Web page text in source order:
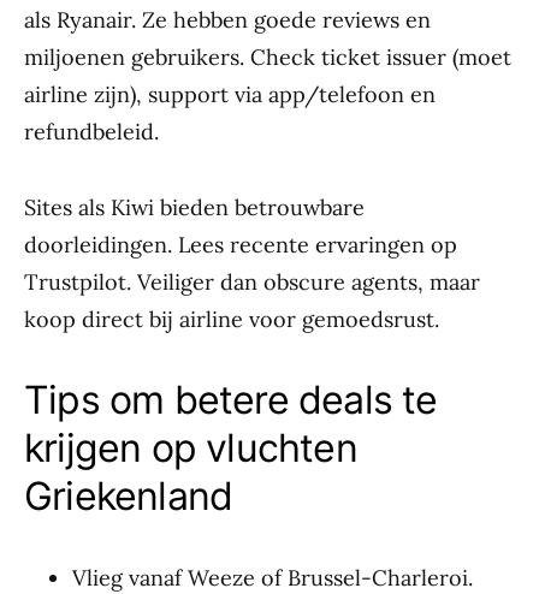
als Ryanair. Ze hebben goede reviews en
miljoenen gebruikers. Check ticket issuer (moet
airline zijn), support via app/telefoon en
refundbeleid.
Sites als Kiwi bieden betrouwbare
doorleidingen. Lees recente ervaringen op
Trustpilot. Veiliger dan obscure agents, maar
koop direct bij airline voor gemoedsrust.
Tips om betere deals te
krijgen op vluchten
Griekenland
Vlieg vanaf Weeze of Brussel-Charleroi.